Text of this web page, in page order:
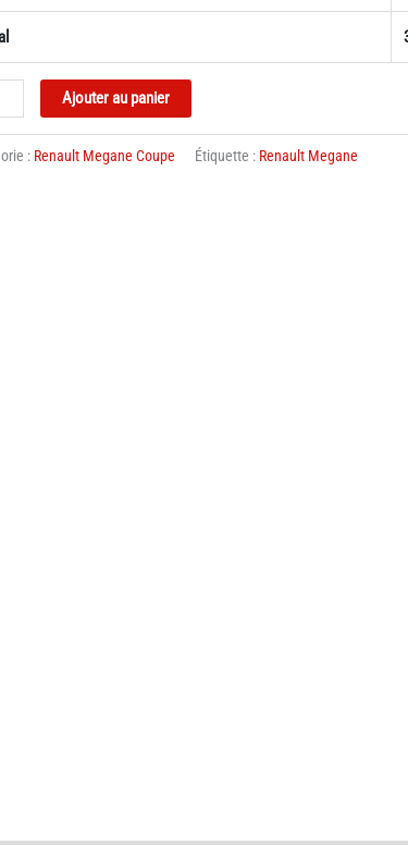
Ajouter au panier
: Renault Megane Coupe Étiquette : Renault Megane